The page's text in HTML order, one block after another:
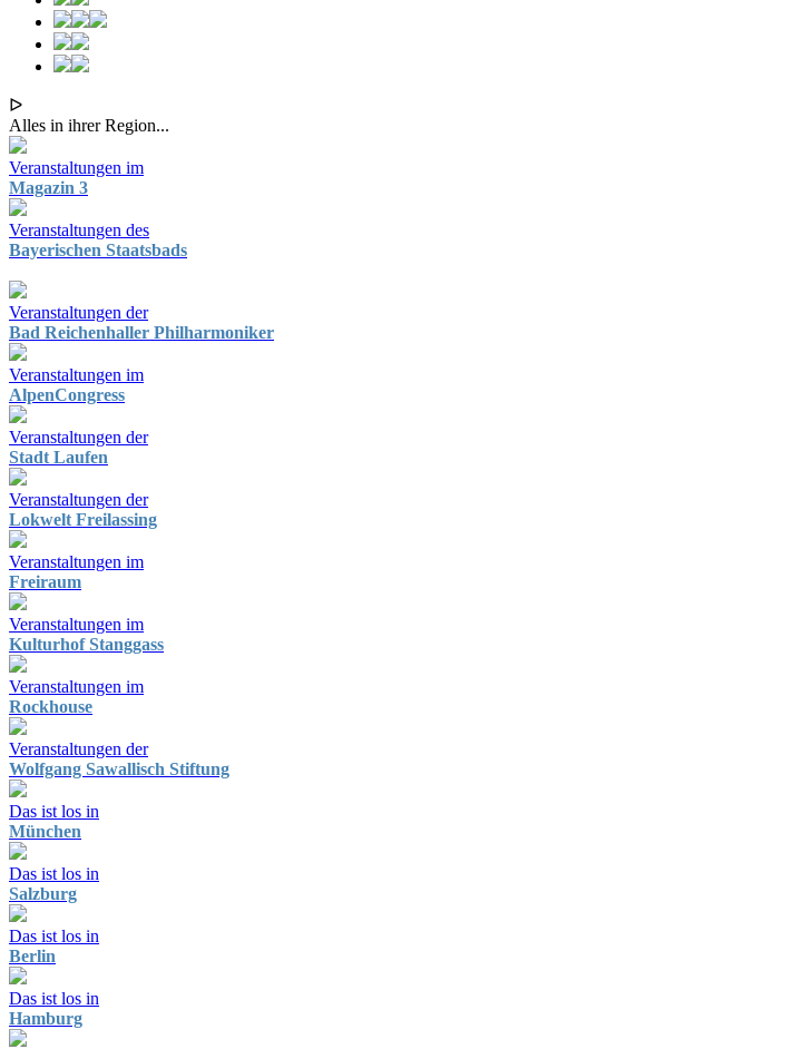
ᐅ
Alles in ihrer Region...
Veranstaltungen im
Magazin 3
Veranstaltungen des
Bayerischen Staatsbads
Veranstaltungen der
Bad Reichenhaller Philharmoniker
Veranstaltungen im
AlpenCongress
Veranstaltungen der
Stadt Laufen
Veranstaltungen der
Lokwelt Freilassing
Veranstaltungen im
Freiraum
Veranstaltungen im
Kulturhof Stanggass
Veranstaltungen im
Rockhouse
Veranstaltungen der
Wolfgang Sawallisch Stiftung
Das ist los in
München
Das ist los in
Salzburg
Das ist los in
Berlin
Das ist los in
Hamburg